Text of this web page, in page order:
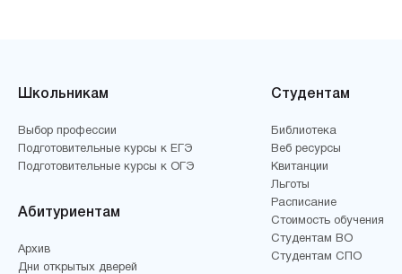
Школьникам
Выбор профессии
Подготовительные курсы к ЕГЭ
Подготовительные курсы к ОГЭ
Абитуриентам
Архив
Дни открытых дверей
Студентам
Библиотека
Веб ресурсы
Квитанции
Льготы
Расписание
Стоимость обучения
Студентам ВО
Студентам СПО